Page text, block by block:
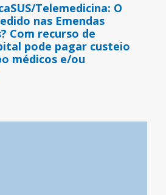
Telemedicina: O
nas Emendas
Com recurso de
pode pagar custeio
médicos e/ou